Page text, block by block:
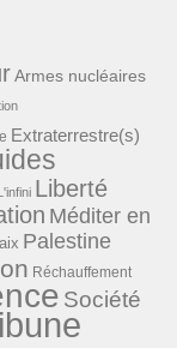
Armes nucléaires
Extraterrestre(s)
Liberté
Méditer en
Palestine
Réchauffement
Société